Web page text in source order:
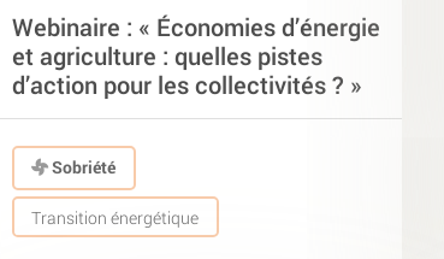
Webinaire : « Économies d’énergie
et agriculture : quelles pistes
d’action pour les collectivités ? »
Sobriété
Transition énergétique